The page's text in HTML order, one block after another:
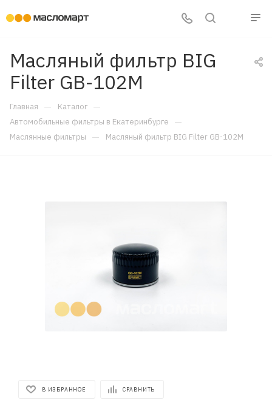
Масляный фильтр BIG
Filter GB-102M
Главная — Каталог —
Автомобильные фильтры в Екатеринбурге —
Маслянные фильтры — Масляный фильтр BIG Filter GB-102M
В ИЗБРАННОЕ СРАВНИТЬ